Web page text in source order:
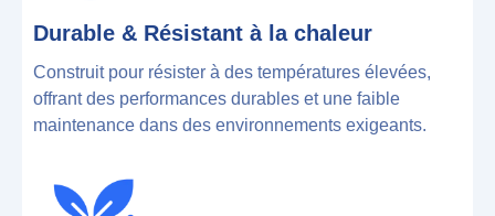
Durable & Résistant à la chaleur
Construit pour résister à des températures élevées,
offrant des performances durables et une faible
maintenance dans des environnements exigeants.